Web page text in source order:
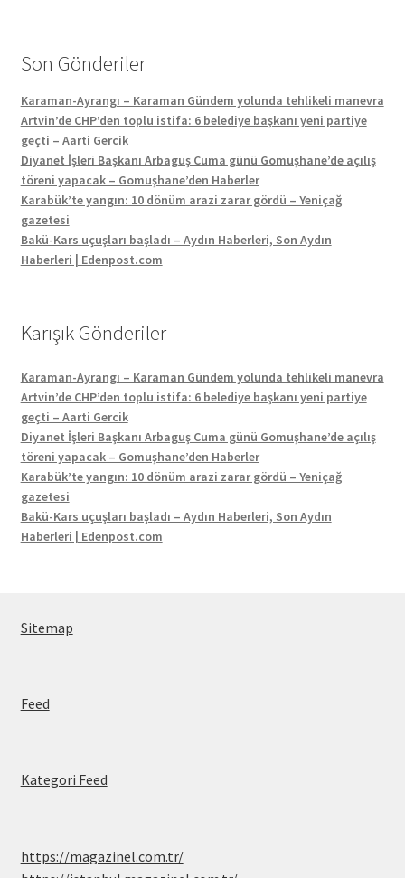
Son Gönderiler
Karaman-Ayrangı – Karaman Gündem yolunda tehlikeli manevra
Artvin’de CHP’den toplu istifa: 6 belediye başkanı yeni partiye
geçti – Aarti Gercik
Diyanet İşleri Başkanı Arbaguş Cuma günü Gomuşhane’de açılış
töreni yapacak – Gomuşhane’den Haberler
Karabük’te yangın: 10 dönüm arazi zarar gördü – Yeniçağ
gazetesi
Bakü-Kars uçuşları başladı – Aydın Haberleri, Son Aydın
Haberleri | Edenpost.com
Karışık Gönderiler
Karaman-Ayrangı – Karaman Gündem yolunda tehlikeli manevra
Artvin’de CHP’den toplu istifa: 6 belediye başkanı yeni partiye
geçti – Aarti Gercik
Diyanet İşleri Başkanı Arbaguş Cuma günü Gomuşhane’de açılış
töreni yapacak – Gomuşhane’den Haberler
Karabük’te yangın: 10 dönüm arazi zarar gördü – Yeniçağ
gazetesi
Bakü-Kars uçuşları başladı – Aydın Haberleri, Son Aydın
Haberleri | Edenpost.com
Sitemap
Feed
Kategori Feed
https://magazinel.com.tr/